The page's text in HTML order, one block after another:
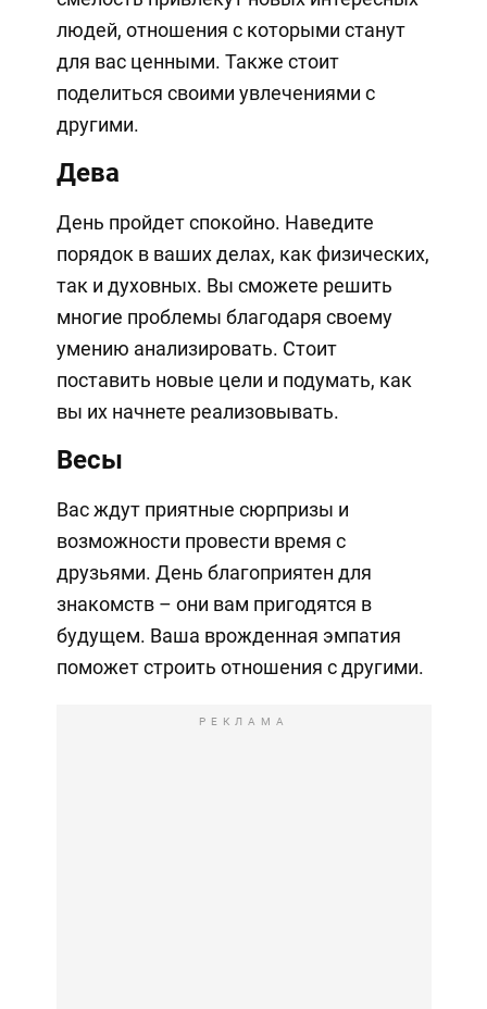
людей, отношения с которыми станут
для вас ценными. Также стоит
поделиться своими увлечениями с
другими.
Дева
День пройдет спокойно. Наведите
порядок в ваших делах, как физических,
так и духовных. Вы сможете решить
многие проблемы благодаря своему
умению анализировать. Стоит
поставить новые цели и подумать, как
вы их начнете реализовывать.
Весы
Вас ждут приятные сюрпризы и
возможности провести время с
друзьями. День благоприятен для
знакомств – они вам пригодятся в
будущем. Ваша врожденная эмпатия
поможет строить отношения с другими.
РЕКЛАМА